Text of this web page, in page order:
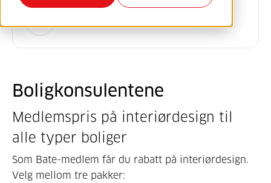
Boligkonsulentene
Medlemspris på interiørdesign til
alle typer boliger
Som Bate-medlem får du rabatt på interiørdesign.
Velg mellom tre pakker: